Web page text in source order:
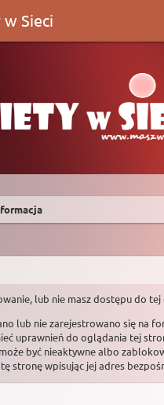
Sieci
lub nie masz dostępu do
lub nie zarejestrowano się na
uprawnień do oglądania tej
być nieaktywne albo
stronę wpisując jej adres